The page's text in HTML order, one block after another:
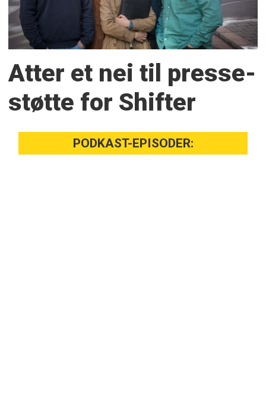
Atter et nei til presse­
støtte for Shifter
PODKAST-EPISODER: